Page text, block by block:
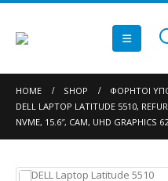
HOME SHOP
ΦΟΡΗΤΟΊ
DELL LAPTOP LATITUDE 5510,
NVME, 15.6″, CAM, UHD GRAPHICS